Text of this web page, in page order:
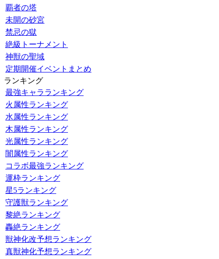
覇者の塔
未開の砂宮
禁忌の獄
絶級トーナメント
神獣の聖域
定期開催イベントまとめ
ランキング
最強キャラランキング
火属性ランキング
水属性ランキング
木属性ランキング
光属性ランキング
闇属性ランキング
コラボ最強ランキング
運枠ランキング
星5ランキング
守護獣ランキング
黎絶ランキング
轟絶ランキング
獣神化改予想ランキング
真獣神化予想ランキング